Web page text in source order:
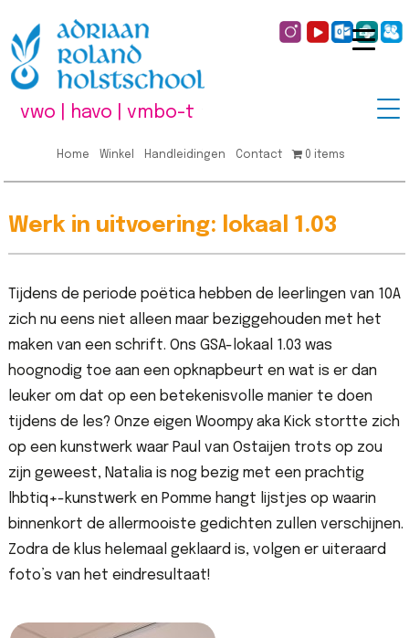
vwo | havo | vmbo-t
Home Winkel Handleidingen Contact 0 items
Werk in uitvoering: lokaal 1.03
Tijdens de periode poëtica hebben de leerlingen van 10A
zich nu eens niet alleen maar beziggehouden met het
maken van een schrift. Ons GSA-lokaal 1.03 was
hoognodig toe aan een opknapbeurt en wat is er dan
leuker om dat op een betekenisvolle manier te doen
tijdens de les? Onze eigen Woompy aka Kick stortte zich
op een kunstwerk waar Paul van Ostaijen trots op zou
zijn geweest, Natalia is nog bezig met een prachtig
lhbtiq+-kunstwerk en Pomme hangt lijstjes op waarin
binnenkort de allermooiste gedichten zullen verschijnen.
Zodra de klus helemaal geklaard is, volgen er uiteraard
foto’s van het eindresultaat!